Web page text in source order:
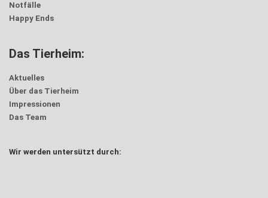
Notfälle
Happy Ends
Das Tierheim:
Aktuelles
Über das Tierheim
Impressionen
Das Team
Wir werden untersützt durch: